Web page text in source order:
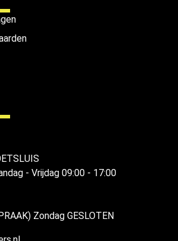
- Vrijdag 09:00 - 17:00
Zondag GESLOTEN